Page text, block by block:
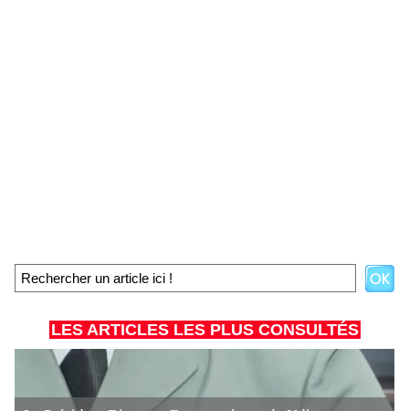
LES ARTICLES LES PLUS CONSULTÉS